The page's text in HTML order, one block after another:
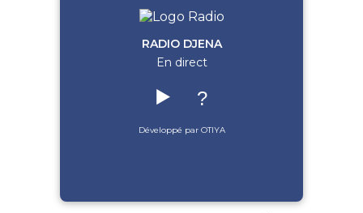
RADIO DJENA
En direct
▶️ ?
Développé par OTIYA